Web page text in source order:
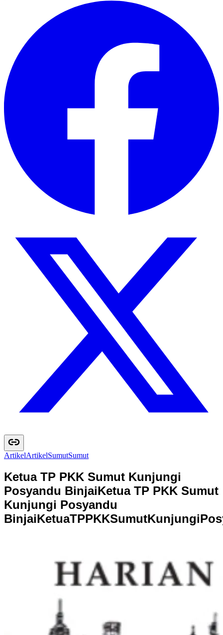
ArtikelArtikelSumutSumut
Ketua TP PKK Sumut Kunjungi
Posyandu BinjaiKetua TP PKK Sumut
Kunjungi Posyandu
BinjaiKetuaTPPKKSumutKunjungiPos